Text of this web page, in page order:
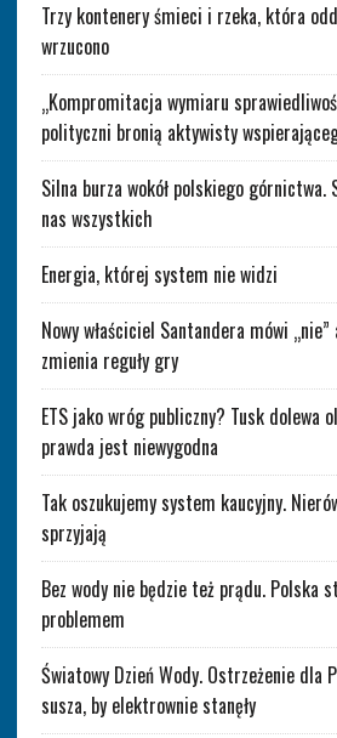
Trzy kontenery śmieci i rzeka, która
wrzucono
„Kompromitacja wymiaru
polityczni bronią aktywisty
Silna burza wokół polskiego
nas wszystkich
Energia, której system nie widzi
Nowy właściciel Santandera mówi
zmienia reguły gry
ETS jako wróg publiczny? Tusk dolewa
prawda jest niewygodna
Tak oszukujemy system kaucyjny.
sprzyjają
Bez wody nie będzie też prądu. Polska
problemem
Światowy Dzień Wody. Ostrzeżenie dla
susza, by elektrownie stanęły